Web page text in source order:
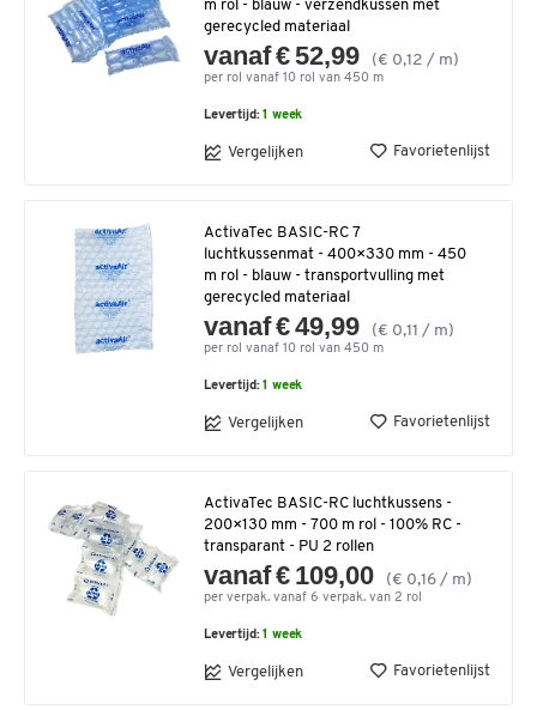
m rol - blauw - verzendkussen met
gerecycled materiaal
vanaf € 52,99 (€ 0,12 / m)
per rol vanaf 10 rol van 450 m
Levertijd:1 week
Vergelijken Favorietenlijst
ActivaTec BASIC-RC 7
luchtkussenmat - 400×330 mm - 450
m rol - blauw - transportvulling met
gerecycled materiaal
vanaf € 49,99 (€ 0,11 / m)
per rol vanaf 10 rol van 450 m
Levertijd:1 week
Vergelijken Favorietenlijst
ActivaTec BASIC-RC luchtkussens -
200×130 mm - 700 m rol - 100% RC -
transparant - PU 2 rollen
vanaf € 109,00 (€ 0,16 / m)
per verpak. vanaf 6 verpak. van 2 rol
Levertijd:1 week
Vergelijken Favorietenlijst